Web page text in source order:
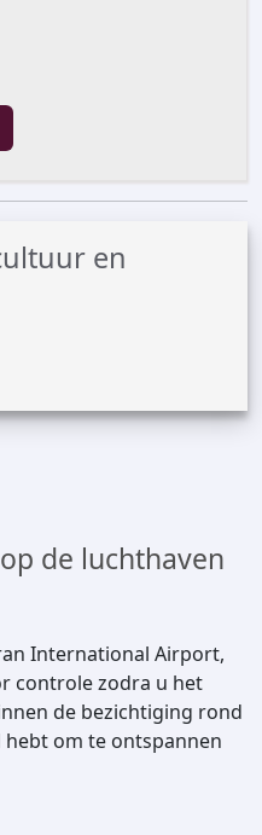
en
de luchthaven
International Airport,
controle zodra u het
de bezichtiging rond
hebt om te ontspannen